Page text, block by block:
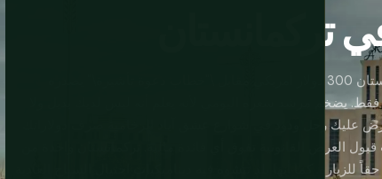
تركمانستان
مرخص مقابل 30 دولاراً فقط. يضخم مرشد سعره اليومي لأنه يعلم أنه ليس لديك بديل ولا
رجل ودود في شوارع عشق آباد الرخامية صرف دولاراتك
العرض القانونية تفوق أي فائدة مالية. تركمانستان واحدة من
للزيارة. كما أنها بلد تتشوه فيه ديناميكيات احتيال السياح العادية